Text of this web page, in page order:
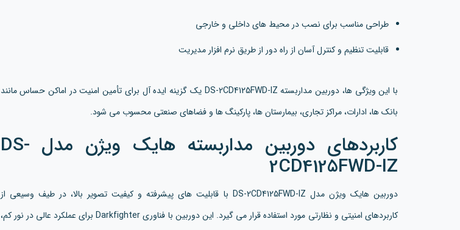
طراحی مناسب برای نصب در محیط های داخلی و خارجی
قابلیت تنظیم و کنترل آسان از راه دور از طریق نرم افزار مدیریت
با این ویژگی ها، دوربین مداربسته DS-2CD4125FWD-IZ یک گزینه ایده آل برای تأمین امنیت در اماکن حساس مانند
بانک ها، ادارات، مراکز تجاری، بیمارستان ها، پارکینگ ها و فضاهای صنعتی محسوب می شود.
کاربردهای دوربین مداربسته هایک ویژن مدل DS-
2CD4125FWD-IZ
دوربین هایک ویژن مدل DS-2CD4125FWD-IZ با قابلیت های پیشرفته و کیفیت تصویر بالا، در طیف وسیعی از
کاربردهای امنیتی و نظارتی مورد استفاده قرار می گیرد. این دوربین با فناوری Darkfighter برای عملکرد عالی در نور کم،